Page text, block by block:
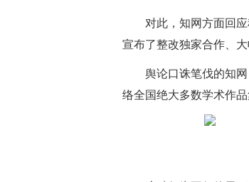
对此，知网方面回
宣布了整改独家合作、
舆论口诛笔伐的知
络全国绝大多数学术作